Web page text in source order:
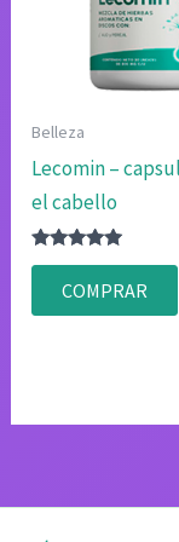
Belleza
Lecomin –
el cabello
Valorado
4.80
de 5
COMPRAR